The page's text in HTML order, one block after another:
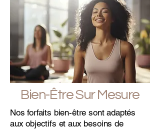
Bien-Être Sur Mesure
Nos forfaits bien-être sont adaptés
aux objectifs et aux besoins de